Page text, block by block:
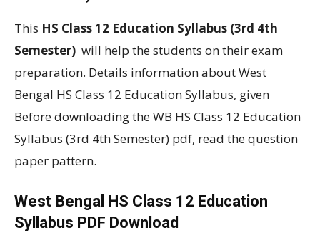
This HS Class 12 Education Syllabus (3rd 4th
Semester) will help the students on their exam
preparation. Details information about West
Bengal HS Class 12 Education Syllabus, given
Before downloading the WB HS Class 12 Education
Syllabus (3rd 4th Semester) pdf, read the question
paper pattern.
West Bengal HS Class 12 Education
Syllabus PDF Download